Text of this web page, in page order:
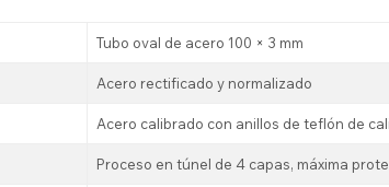
Tubo oval de acero 100 × 3 mm
Acero rectificado y normalizado
Acero calibrado con anillos de teflón de
Proceso en túnel de 4 capas, máxima